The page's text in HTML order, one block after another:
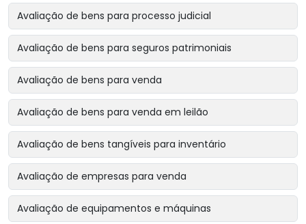
Avaliação de bens para processo judicial
Avaliação de bens para seguros patrimoniais
Avaliação de bens para venda
Avaliação de bens para venda em leilão
Avaliação de bens tangíveis para inventário
Avaliação de empresas para venda
Avaliação de equipamentos e máquinas